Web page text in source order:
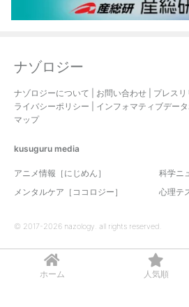
ホーム 人気順
ナゾロジー
ナゾロジーについて お問い合わせ プレス
ライバシーポリシー
インフォマティブデー
マップ
kusuguru media
アニメ情報［にじめん］
科学ニ
メンタルケア［ココロジー］
心理テ
© 2017-2026 nazology. all rights reserved.